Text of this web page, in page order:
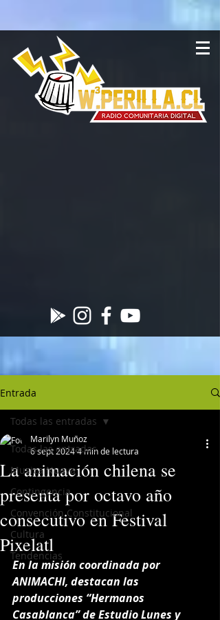
Entrada
Todas las entradas
Musica Nueva
Contingencia
Convención Constitucional
Cultura
Tendencias
Todas las entradas
La animación chilena se
presenta por octavo año
consecutivo en Festival
Pixelatl
Marilyn Muñoz
6 sept 20244 min de lectura
En la misión coordinada por
ANIMACHI, destacan las
producciones “Hermanos
Casablanca” de Estudio Lunes y